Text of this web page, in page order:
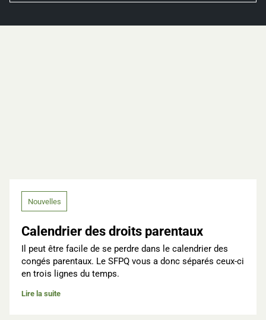
Nouvelles
Calendrier des droits parentaux
Il peut être facile de se perdre dans le calendrier des
congés parentaux. Le SFPQ vous a donc séparés ceux-ci
en trois lignes du temps.
Lire la suite